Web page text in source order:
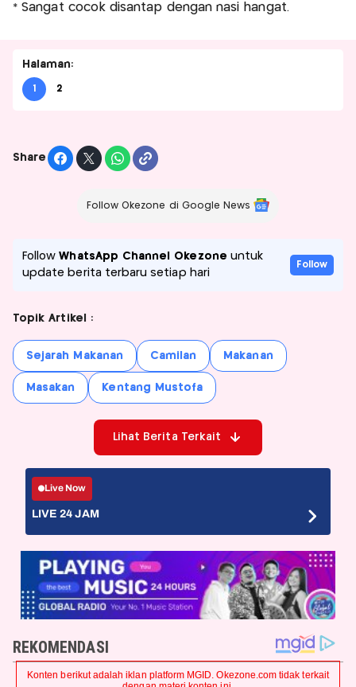
* ⁠Sangat cocok disantap dengan nasi hangat.
Halaman:
1 2
Share
Follow Okezone di Google News
FollowWhatsApp Channel Okezone untuk
update berita terbaru setiap hari
Follow
Topik Artikel :
Sejarah Makanan Camilan Makanan
Masakan Kentang Mustofa
Lihat Berita Terkait
Live Now
LIVE 24 JAM